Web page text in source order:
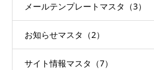
メールテンプレートマスタ（3）
お知らせマスタ（2）
サイト情報マスタ（7）